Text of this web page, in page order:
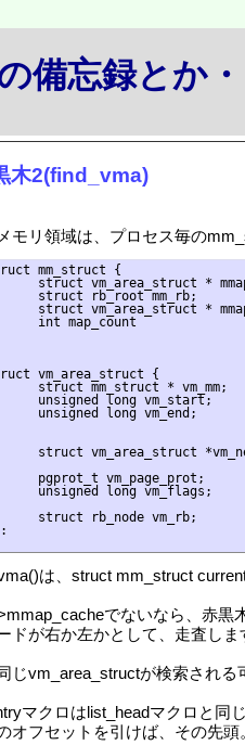
備忘録とか・
木2(find_vma)
モリ領域は、プロセス毎の
mm_struct {
struct vm_area_struct *
struct rb_root mm_rb;
struct vm_area_struct *
int map_count
vm_area_struct {
struct mm_struct * vm_mm;
unsigned long vm_start;
unsigned long vm_end;
struct vm_area_struct
pgprot_t vm_page_prot;
unsigned long vm_flags;
struct rb_node vm_rb;
は、struct mm_struct
でないなら、赤黒
ドが右か左かとして、走査しま
じvm_area_structが検索される
マクロはlist_headマクロと同
オフセットを引けば、その先頭